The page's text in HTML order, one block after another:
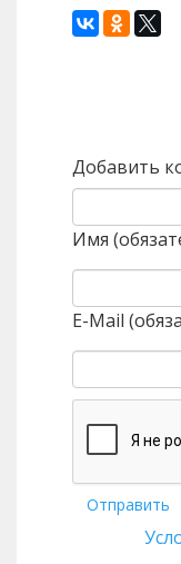
Добавить
Имя
E-Mail
Отправить